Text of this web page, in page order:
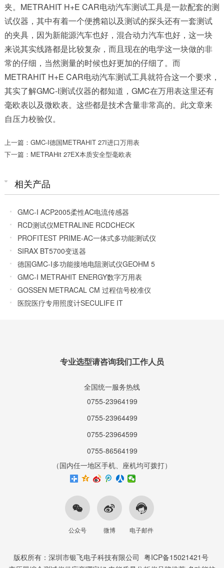
夹。 METRAHIT H+E CAR电动汽车测试工具是一款配套的测
试仪器 ，其中有着一个便携箱以及测试的探头还有一套测试
的夹具，因为新能源汽车也好，混合动力汽车也好，这一块
来说其实线路都是比较复杂，而且现在的电学这一块做的非
常的仔细，当然测量的时候也好更加的仔细了。而
METRAHIT H+E CAR电动汽车测试工具就符合这一个要求，
其实了解GMC-I测试仪器的都知道， GMC在万用表这里还有
毫欧表以及微欧表。这些都是技术含量非常高的。此文章来
自压力校验仪。
上一篇：GMC-I德国METRAHIT 27I进口万用表
下一篇：METRAHit 27EX本质安全型毫欧表
相关产品
GMC-I ACP2005柔性AC电流传感器
RCD测试仪METRALINE RCDCHECK
PROFITEST PRIME-AC一体式多功能测试仪
SIRAX BT5700变送器
德国GMC-I多功能接地电阻测试仪GEOHM 5
GMC-I METRAHIT ENERGY数字万用表
GOSSEN METRACAL CM 过程信号校准仪
医院医疗专用照度计SECULIFE IT
专业选型请咨询我们工作人员
全国统一服务热线
0755-23964199
0755-23964499
0755-23964599
0755-86564199
（国内任一地区手机、座机均可拨打）
公众号 微博 电子邮件
版权所有：深圳市银飞电子科技有限公司 粤ICP备15021421号